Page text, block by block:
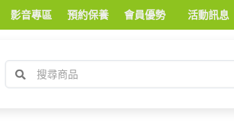
影音專區 預約保養 會員優勢 活動訊息